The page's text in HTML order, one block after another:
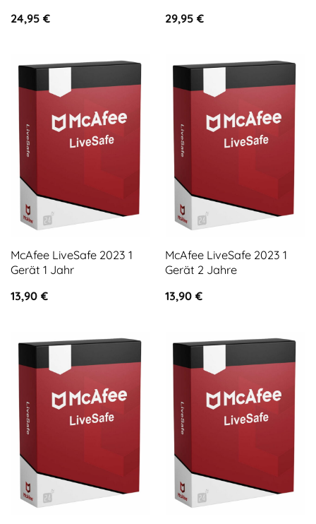
24,95 €
29,95 €
McAfee LiveSafe 2023 1
Gerät 1 Jahr
13,90 €
McAfee LiveSafe 2023 1
Gerät 2 Jahre
13,90 €